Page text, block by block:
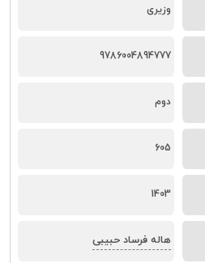
وزیری
9786004894777
دوم
605
1403
هاله فرساد حبیبی